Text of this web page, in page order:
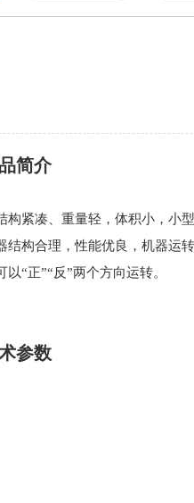
介
紧凑、重量轻，体积小，小
构合理，性能优良，机器运
“正”“反”两个方向运转。
数